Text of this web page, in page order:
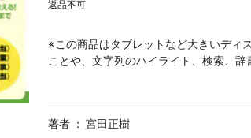
返品不可
※この商品はタブレットなど大きいディ
ことや、文字列のハイライト、検索、
験し、東証1部上場企業で法務部長を務
収録しており、対訳と実用的なコメント
著者
宮田正樹